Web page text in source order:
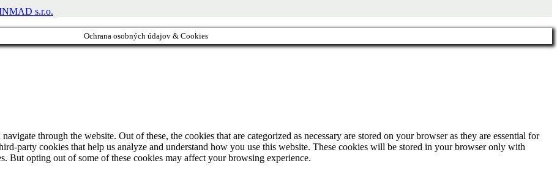
s.r.o.
Ochrana osobných údajov & Cookies
through the website. Out of these, the cookies that are categorized as necessary are stored on your browser as they are essential for
party cookies that help us analyze and understand how you use this website. These cookies will be stored in your browser only with
But opting out of some of these cookies may affect your browsing experience.